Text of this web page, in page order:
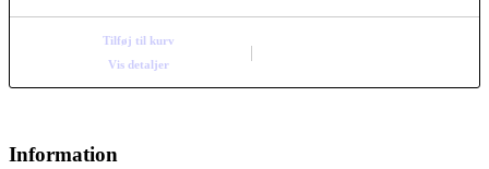
Tilføj til kurv
Vis detaljer
Information